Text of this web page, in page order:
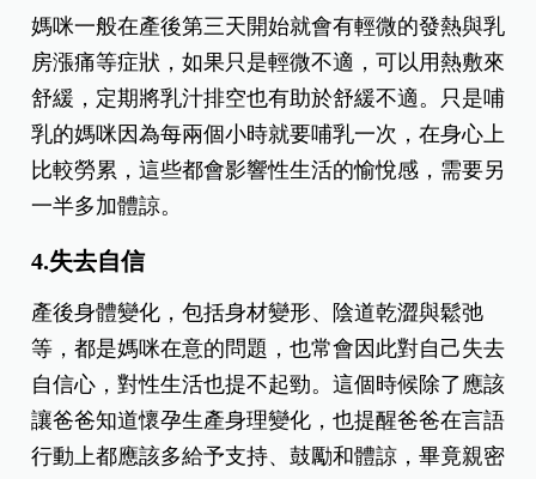
媽咪一般在產後第三天開始就會有輕微的發熱與乳
房漲痛等症狀，如果只是輕微不適，可以用熱敷來
舒緩，定期將乳汁排空也有助於舒緩不適。只是哺
乳的媽咪因為每兩個小時就要哺乳一次，在身心上
比較勞累，這些都會影響性生活的愉悅感，需要另
一半多加體諒。
4.失去自信
產後身體變化，包括身材變形、陰道乾澀與鬆弛
等，都是媽咪在意的問題，也常會因此對自己失去
自信心，對性生活也提不起勁。這個時候除了應該
讓爸爸知道懷孕生產身理變化，也提醒爸爸在言語
行動上都應該多給予支持、鼓勵和體諒，畢竟親密